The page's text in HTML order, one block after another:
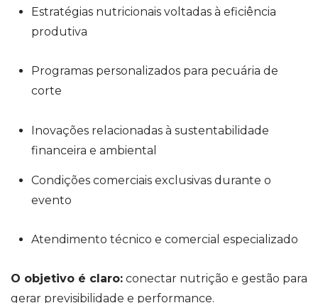
Estratégias nutricionais voltadas à eficiência
produtiva
Programas personalizados para pecuária de
corte
Inovações relacionadas à sustentabilidade
financeira e ambiental
Condições comerciais exclusivas durante o
evento
Atendimento técnico e comercial especializado
O objetivo é claro: conectar nutrição e gestão para
gerar previsibilidade e performance.